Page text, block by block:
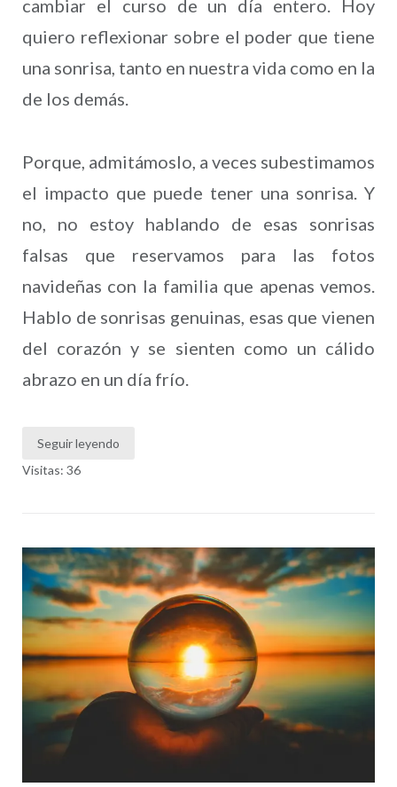
cambiar el curso de un día entero. Hoy
quiero reflexionar sobre el poder que tiene
una sonrisa, tanto en nuestra vida como en la
de los demás.
Porque, admitámoslo, a veces subestimamos
el impacto que puede tener una sonrisa. Y
no, no estoy hablando de esas sonrisas
falsas que reservamos para las fotos
navideñas con la familia que apenas vemos.
Hablo de sonrisas genuinas, esas que vienen
del corazón y se sienten como un cálido
abrazo en un día frío.
Seguir leyendo
Visitas: 36